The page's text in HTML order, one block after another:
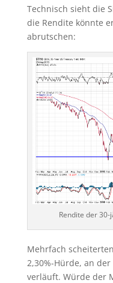
Technisch sieht die
die Rendite könnte
abrutschen:
Rendite der
Mehrfach
2,30%-Hürde, an
verläuft. Würde der